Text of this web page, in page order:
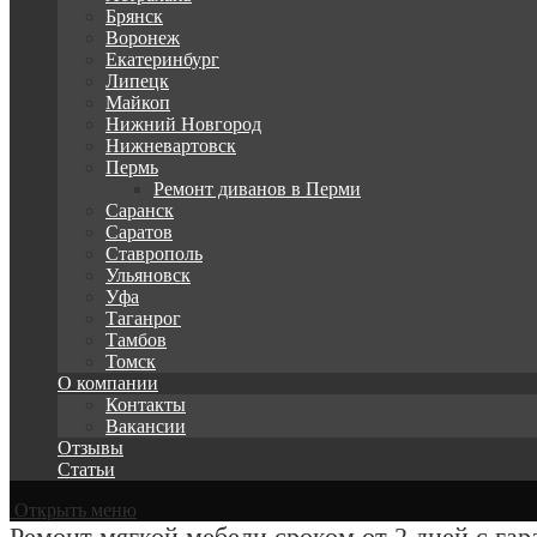
Брянск
Воронеж
Екатеринбург
Липецк
Майкоп
Нижний Новгород
Нижневартовск
Пермь
Ремонт диванов в Перми
Саранск
Саратов
Ставрополь
Ульяновск
Уфа
Таганрог
Тамбов
Томск
О компании
Контакты
Вакансии
Отзывы
Статьи
Открыть меню